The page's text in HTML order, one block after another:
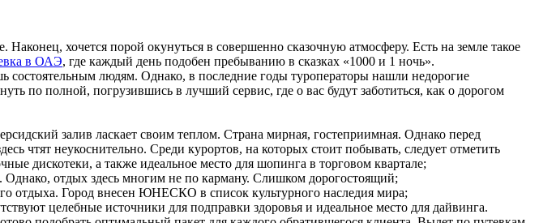
хочется порой окунуться в совершенно сказочную атмосферу. Есть на земле такое
в ОАЭ, где каждый день подобен пребыванию в сказках «1000 и 1 ночь».
состоятельным людям. Однако, в последние годы туроператоры нашли недорогие
по полной, погрузившись в лучший сервис, где о вас будут заботиться, как о дорогом
залив ласкает своим теплом. Страна мирная, гостеприимная. Однако перед
чтят неукоснительно. Среди курортов, на которых стоит побывать, следует отметить
дискотеки, а также идеальное место для шопинга в торговом квартале;
отдых здесь многим не по карману. Слишком дорогостоящий;
отдыха. Город внесен ЮНЕСКО в список культурного наследия мира;
целебные источники для подправки здоровья и идеальное место для дайвинга.